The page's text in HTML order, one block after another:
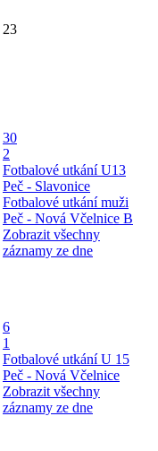
23
30
2
Fotbalové utkání U13
Peč - Slavonice
Fotbalové utkání muži
Peč - Nová Včelnice B
Zobrazit všechny
záznamy ze dne
6
1
Fotbalové utkání U 15
Peč - Nová Včelnice
Zobrazit všechny
záznamy ze dne